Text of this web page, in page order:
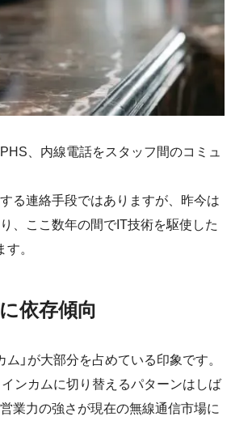
、内線電話をスタッフ間のコミュ
る連絡手段ではありますが、昨今は
、ここ数年の間でIT技術を駆使した
。
依存傾向
」が大部分を占めている印象です。
ンカムに切り替えるパターンはしば
業力の強さが現在の無線通信市場に